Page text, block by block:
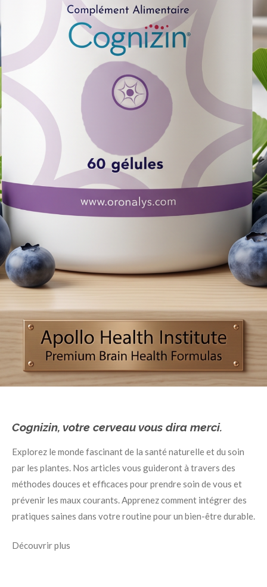
Cognizin, votre cerveau vous dira merci.
Explorez le monde fascinant de la santé naturelle et du soin
par les plantes. Nos articles vous guideront à travers des
méthodes douces et efficaces pour prendre soin de vous et
prévenir les maux courants. Apprenez comment intégrer des
pratiques saines dans votre routine pour un bien-être durable.
Découvrir plus